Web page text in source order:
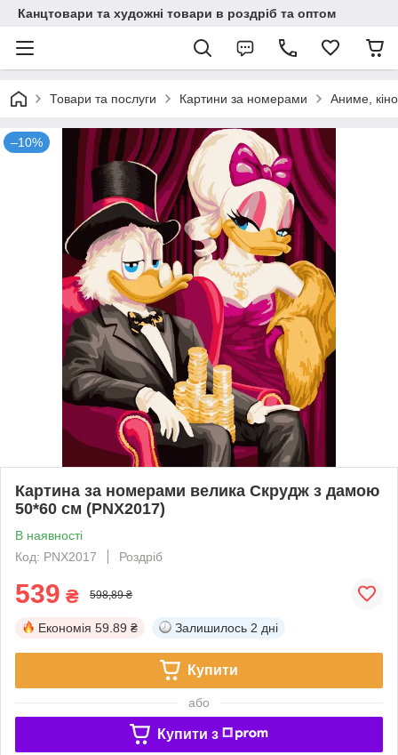
Канцтовари та художні товари в роздріб та оптом
Товари та послуги Картини за номерами Аниме,
–10%
Картина за номерами велика Скрудж з дамою
50*60 см (PNX2017)
В наявності
Код: PNX2017
Роздріб
539 ₴ 598,89 ₴
Економія 59.89 ₴ Залишилось 2 дні
Купити
або
Купити з